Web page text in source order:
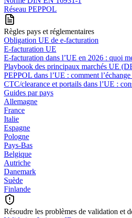
Réseau PEPPOL
Règles pays et réglementaires
Obligation UE de e-facturation
E-facturation UE
E‑facturation dans l’UE en 2026 : quoi
Playbook des principaux marchés UE
PEPPOL dans l’UE : comment
CTC/clearance et portails dans l’UE :
Guides par pays
Allemagne
France
Italie
Espagne
Pologne
Pays-Bas
Belgique
Autriche
Danemark
Suède
Finlande
Résoudre les problèmes de validation et